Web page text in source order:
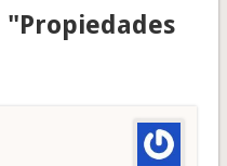
"Propiedades